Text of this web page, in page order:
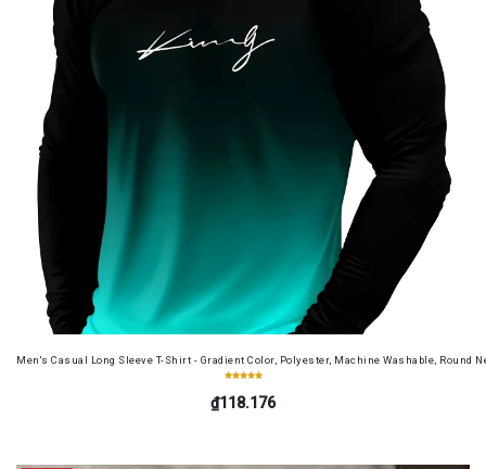
Men's Casual Long Sleeve T-Shirt - Gradient Color, Polyester, Machine Washable, Round
₫118.176